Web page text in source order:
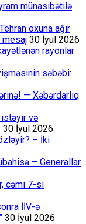
münasibətilə
oxuna ağır
mesaj 30 İyul 2026
rayonlar
səbəbi:
— Xəbərdarlıq
istəyir və
30 İyul 2026
– İki
– Generallar
cəmi 7-si
İİV-ə
30 İyul 2026